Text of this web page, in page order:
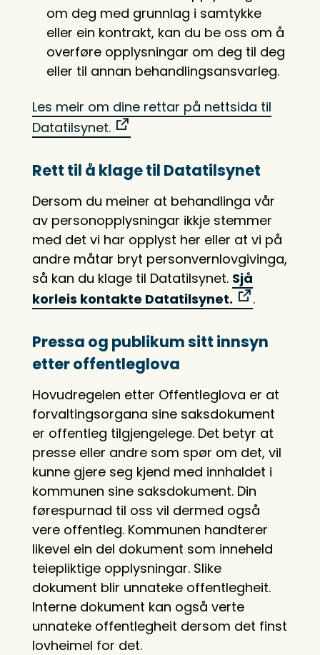
om deg med grunnlag i samtykke
eller ein kontrakt, kan du be oss om å
overføre opplysningar om deg til deg
eller til annan behandlingsansvarleg.
Les meir om dine rettar på nettsida til
Datatilsynet.
Rett til å klage til Datatilsynet
Dersom du meiner at behandlinga vår
av personopplysningar ikkje stemmer
med det vi har opplyst her eller at vi på
andre måtar bryt personvernlovgivinga,
så kan du klage til Datatilsynet. Sjå
korleis kontakte Datatilsynet.
.
Pressa og publikum sitt innsyn
etter offentleglova
Hovudregelen etter Offentleglova er at
forvaltingsorgana sine saksdokument
er offentleg tilgjengelege. Det betyr at
presse eller andre som spør om det, vil
kunne gjere seg kjend med innhaldet i
kommunen sine saksdokument. Din
førespurnad til oss vil dermed også
vere offentleg. Kommunen handterer
likevel ein del dokument som inneheld
teiepliktige opplysningar. Slike
dokument blir unnateke offentlegheit.
Interne dokument kan også verte
unnateke offentlegheit dersom det finst
lovheimel for det.